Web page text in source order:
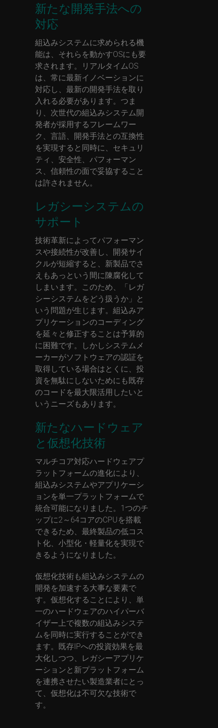
新たな開発手法への
対応
組込みシステムに求められる機
能は、それらを動かすOSにも要
求されます。リアルタイムOS
は、常に最新イノベーションに
対応し、最新の開発手法を取り
入れる必要があります。つま
り、次世代の組込みシステム開
発者が採用するフレームワー
ク、言語、開発手法との互換性
を実現すると同時に、セキュリ
ティ、安全性、パフォーマン
ス、信頼性の面で妥協すること
は許されません。
レガシーシステムの
サポート
技術革新によってパフォーマン
スや接続性が改善し、開発サイ
クルが短縮すると、新製品でさ
えもあっという間に陳腐化して
しまいます。このため、「レガ
シーシステムをどう扱うか」と
いう問題が生じます。組込みア
プリケーションのコーディング
を延々と修正することは予算的
に困難です。しかしシステムメ
ーカーがソフトウェアの認証を
取得している場合はとくに、投
資を無駄にしないためにも既存
のコードを最大限活用したいと
いうニーズもあります。
新たなハードウェア
と仮想化技術
マルチコア対応ハードウェアプ
ラットフォームの進化により、
組込みシステムやアプリケーシ
ョンを単一プラットフォームで
統合可能になりました。1つのチ
ップに2～64コアのCPUを搭載
できるため、最終製品の低コス
ト化、小型化・軽量化を実現で
きるようになりました。
仮想化技術も組込みシステムの
開発を加速する大事な要素で
す。仮想化することにより、単
一のハードウェアのハイパーバ
イザー上で複数の組込みシステ
ムを同時に実行することができ
ます。既存IPへの投資効果を最
大化しつつ、レガシーアプリケ
ーションと新プラットフォーム
を連携させたい製造業者にとっ
て、仮想化は不可欠な技術で
す。